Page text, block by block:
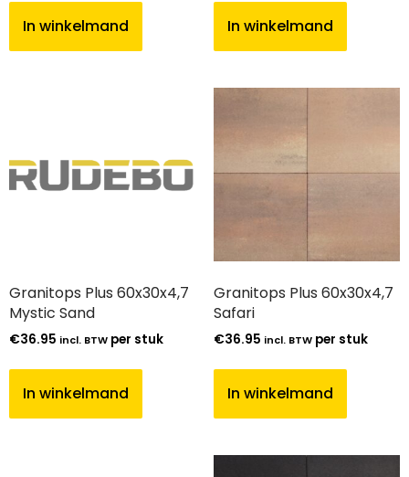
In winkelmand In winkelmand
Granitops Plus 60x30x4,7
Mystic Sand
€36.95 incl. BTW per stuk
In winkelmand
Granitops Plus 60x30x4,7
Safari
€36.95 incl. BTW per stuk
In winkelmand